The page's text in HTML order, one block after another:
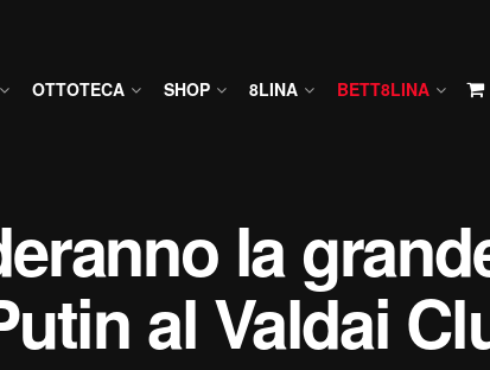
OTTOTECA SHOP 8LINA BETT8LINA
la
al Valdai